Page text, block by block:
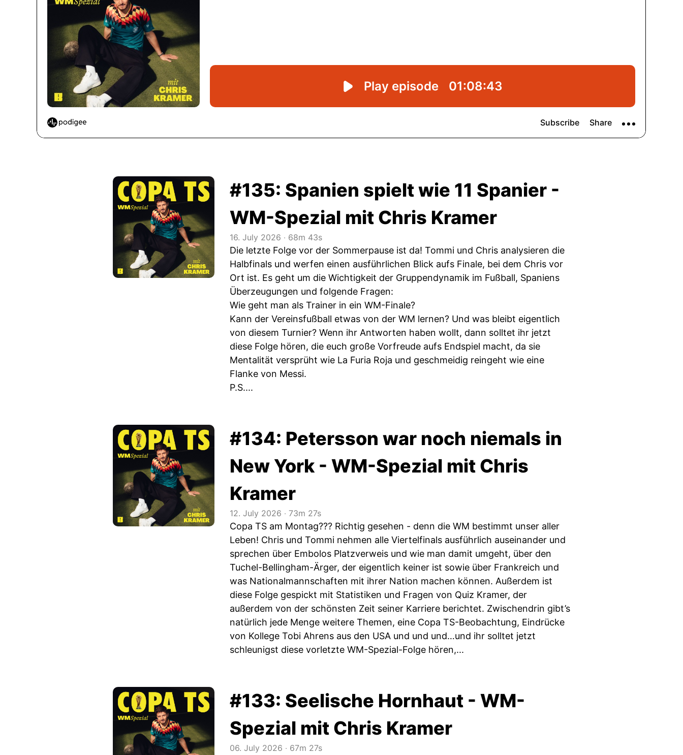
#135: Spanien spielt wie 11 Spanier -
WM-Spezial mit Chris Kramer
16. July 2026 ‧ 68m 43s
Die letzte Folge vor der Sommerpause ist da! Tommi und Chris analysieren die
Halbfinals und werfen einen ausführlichen Blick aufs Finale, bei dem Chris vor
Ort ist. Es geht um die Wichtigkeit der Gruppendynamik im Fußball, Spaniens
Überzeugungen und folgende Fragen:
Wie geht man als Trainer in ein WM-Finale?
Kann der Vereinsfußball etwas von der WM lernen? Und was bleibt eigentlich
von diesem Turnier? Wenn ihr Antworten haben wollt, dann solltet ihr jetzt
diese Folge hören, die euch große Vorfreude aufs Endspiel macht, da sie
Mentalität versprüht wie La Furia Roja und geschmeidig reingeht wie eine
Flanke von Messi.
P.S....
#134: Petersson war noch niemals in
New York - WM-Spezial mit Chris
Kramer
12. July 2026 ‧ 73m 27s
Copa TS am Montag??? Richtig gesehen - denn die WM bestimmt unser aller
Leben! Chris und Tommi nehmen alle Viertelfinals ausführlich auseinander und
sprechen über Embolos Platzverweis und wie man damit umgeht, über den
Tuchel-Bellingham-Ärger, der eigentlich keiner ist sowie über Frankreich und
was Nationalmannschaften mit ihrer Nation machen können. Außerdem ist
diese Folge gespickt mit Statistiken und Fragen von Quiz Kramer, der
außerdem von der schönsten Zeit seiner Karriere berichtet. Zwischendrin gibt’s
natürlich jede Menge weitere Themen, eine Copa TS-Beobachtung, Eindrücke
von Kollege Tobi Ahrens aus den USA und und und…und ihr solltet jetzt
schleunigst diese vorletzte WM-Spezial-Folge hören,...
#133: Seelische Hornhaut - WM-
Spezial mit Chris Kramer
06. July 2026 ‧ 67m 27s